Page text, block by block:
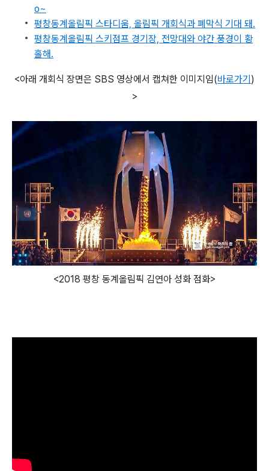
o~
평창동계올림픽 스타디움, 올림픽 개회식과 폐막식 기대 돼.
평창동계올림픽 스키점프 경기장, 전망대와 야간 풍경이 황
홀해.
<아래 개회식 장면은 SBS 영상에서 캡쳐한 이미지임(바로가기)
>
<2018 평창 동계올림픽 김연아 성화 점화>